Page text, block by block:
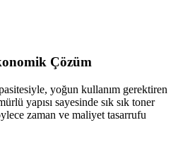
Çözüm
yoğun kullanım gerektiren
yapısı sayesinde sık sık toner
zaman ve maliyet tasarrufu